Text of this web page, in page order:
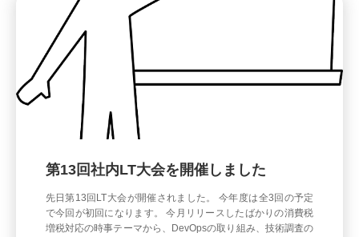
第13回社内LT大会を開催しました
先日第13回LT大会が開催されました。 今年度は全3回の予定
で今回が初回になります。 今月リリースしたばかりの消費税
増税対応の時事テーマから、DevOpsの取り組み、技術調査の